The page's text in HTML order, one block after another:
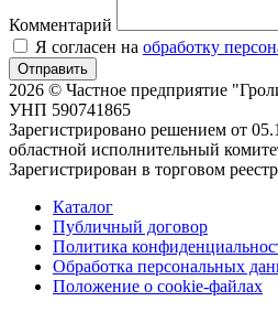
Комментарий
Я согласен на обработку
Отправить
2026 © Частное предприятие
УНП 590741865
Зарегистрировано решением от
областной исполнительный
Зарегистрирован в торговом
Каталог
Публичный договор
Политика
Обработка персональных
Положение о cookie-файлах